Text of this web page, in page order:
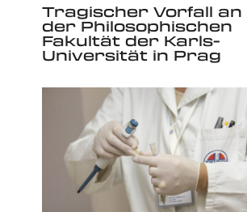
Tragischer Vorfall an
der Philosophischen
Fakultät der Karls-
Universität in Prag